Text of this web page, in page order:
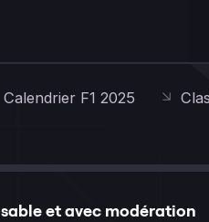
Calendrier F1 2025
et avec modération